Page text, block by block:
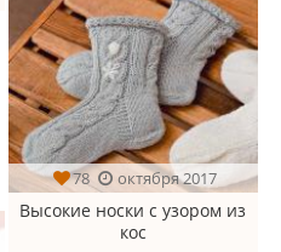
78 октября 2017
Высокие носки с узором из
кос